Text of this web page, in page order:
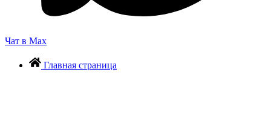
Чат в Max
Главная страница